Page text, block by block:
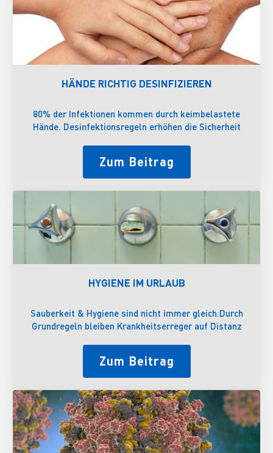
HÄNDE RICHTIG DESINFIZIEREN
80% der Infektionen kommen durch keimbelastete
Hände. Desinfektionsregeln erhöhen die Sicherheit
Zum Beitrag
HYGIENE IM URLAUB
Sauberkeit & Hygiene sind nicht immer gleich.Durch
Grundregeln bleiben Krankheitserreger auf Distanz
Zum Beitrag